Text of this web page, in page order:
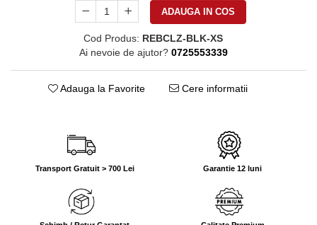
ADAUGA IN COS
Cod Produs: REBCLZ-BLK-XS
Ai nevoie de ajutor? 0725553339
Adauga la Favorite Cere informatii
Transport Gratuit > 700 Lei Garantie 12 luni